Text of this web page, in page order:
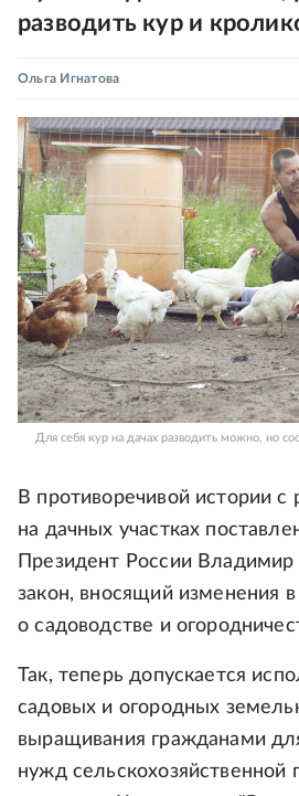
разводить кур и
Ольга Игнатова
Для себя кур на дачах разводить можно, но
В противоречивой истории с
на дачных участках
Президент России
закон, вносящий изменения в
о садоводстве и
Так, теперь допускается
садовых и огородных
выращивания гражданами
нужд сельскохозяйственной